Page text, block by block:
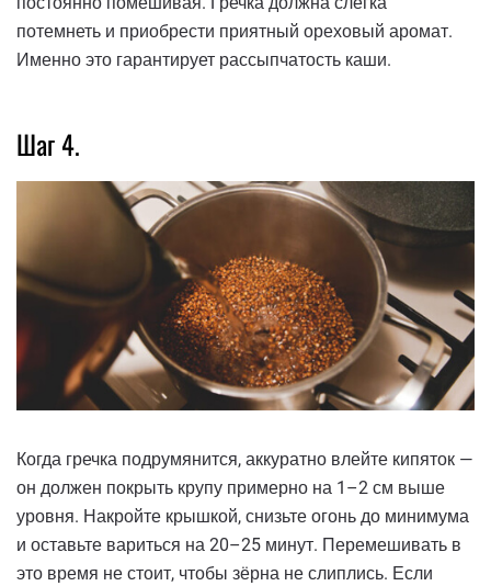
потемнеть и приобрести приятный ореховый аромат.
Именно это гарантирует рассыпчатость каши.
Шаг 4.
Когда гречка подрумянится, аккуратно влейте кипяток —
он должен покрыть крупу примерно на 1–2 см выше
уровня. Накройте крышкой, снизьте огонь до минимума
и оставьте вариться на 20–25 минут. Перемешивать в
это время не стоит, чтобы зёрна не слиплись. Если